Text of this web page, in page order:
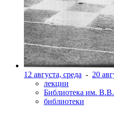
12 августа, среда - 20
лекции
Библиотека им.
библиотеки